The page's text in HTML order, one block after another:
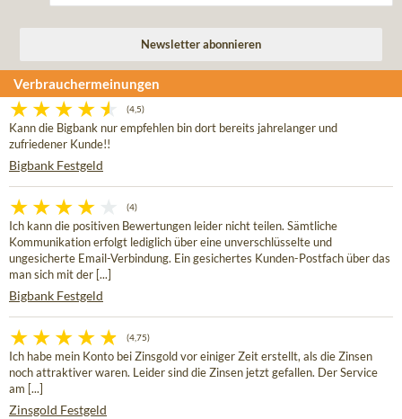
Verbrauchermeinungen
(4,5)
Kann die Bigbank nur empfehlen bin dort bereits jahrelanger und
zufriedener Kunde!!
Bigbank Festgeld
(4)
Ich kann die positiven Bewertungen leider nicht teilen. Sämtliche
Kommunikation erfolgt lediglich über eine unverschlüsselte und
ungesicherte Email-Verbindung. Ein gesichertes Kunden-Postfach über das
man sich mit der [...]
Bigbank Festgeld
(4,75)
Ich habe mein Konto bei Zinsgold vor einiger Zeit erstellt, als die Zinsen
noch attraktiver waren. Leider sind die Zinsen jetzt gefallen. Der Service
am [...]
Zinsgold Festgeld